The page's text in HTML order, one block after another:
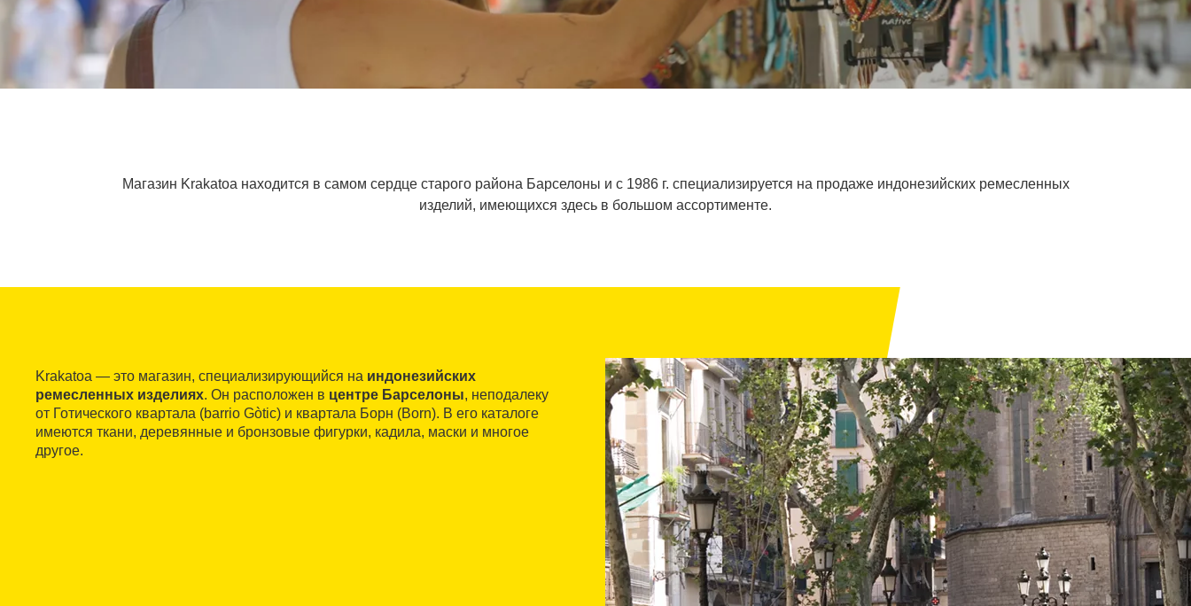
Магазин Krakatoa находится в самом сердце старого района Барселоны и с 1986 г. специализируется на продаже индонезийских ремесленных
изделий, имеющихся здесь в большом ассортименте.
Krakatoa — это магазин, специализирующийся на индонезийских
ремесленных изделиях. Он расположен в центре Барселоны, неподалеку
от Готического квартала (barrio Gòtic) и квартала Борн (Born). В его каталоге
имеются ткани, деревянные и бронзовые фигурки, кадила, маски и многое
другое.